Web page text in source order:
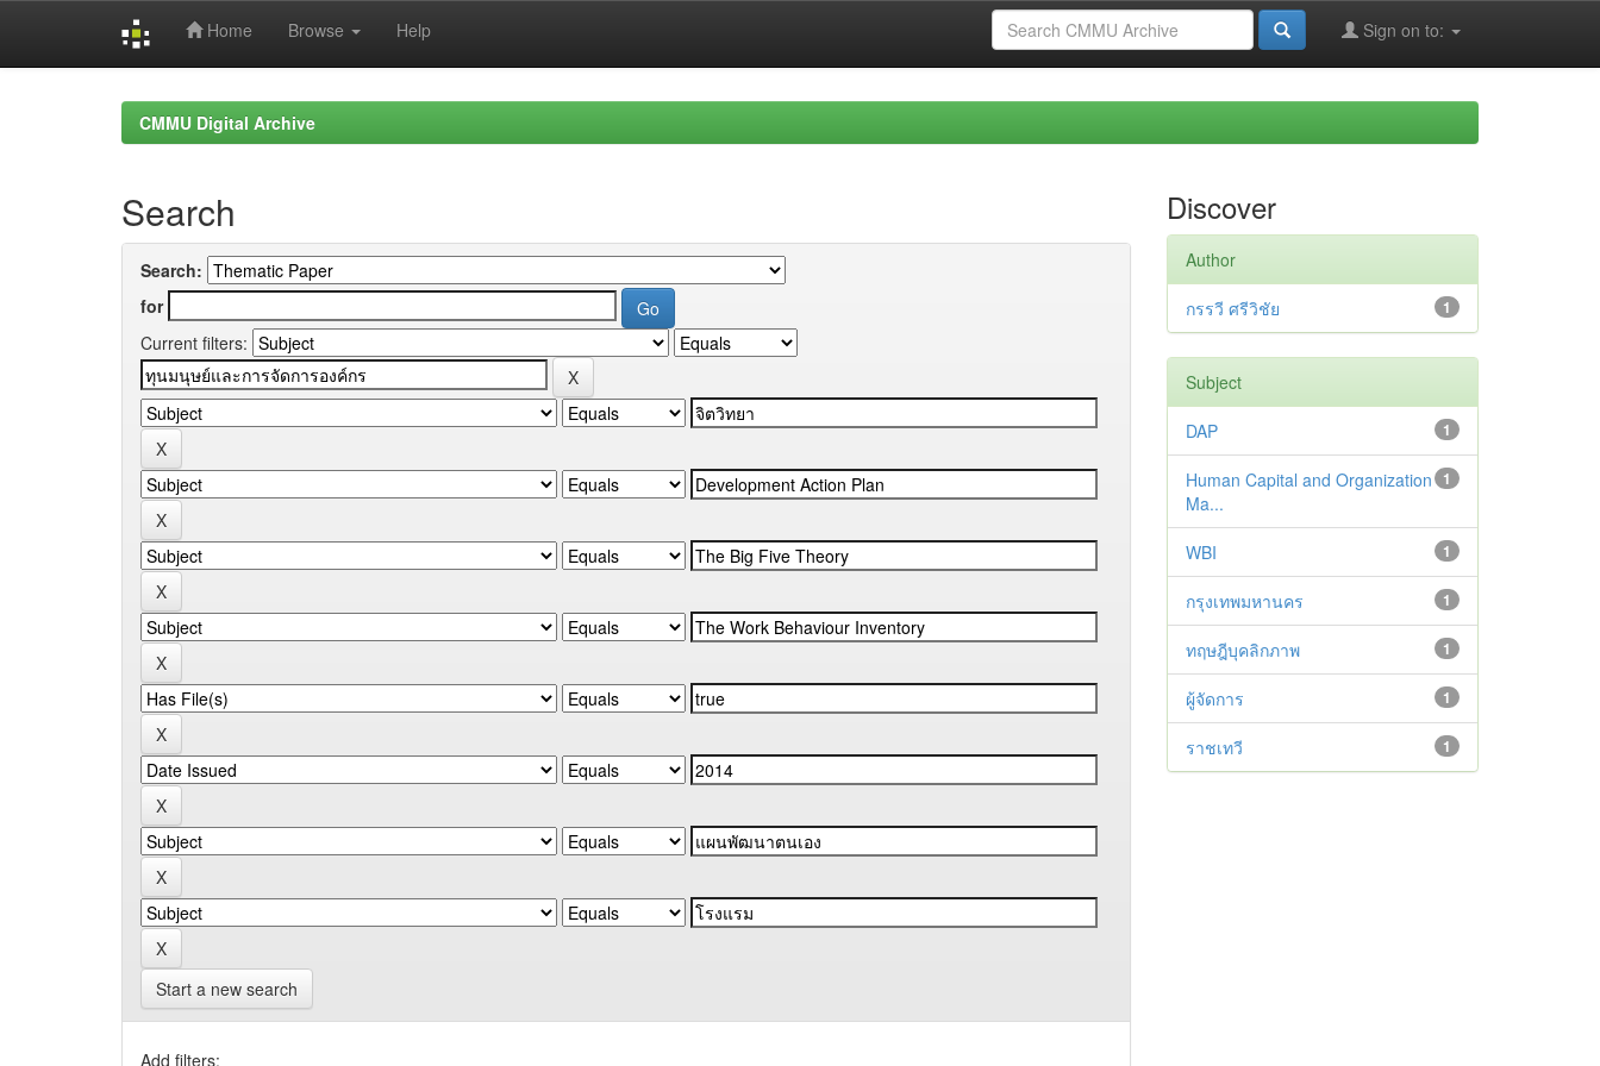
Home Browse Help Sign on to:
CMMU Digital Archive
Search
Search:
for
Current filters:
Start a new search
Add filters:
Discover
Author
1
กรรวี ศรีวิชัย
Subject
1
DAP
1
Human Capital and Organization
Ma...
1
WBI
1
กรุงเทพมหานคร
1
ทฤษฎีบุคลิกภาพ
1
ผู้จัดการ
1
ราชเทวี